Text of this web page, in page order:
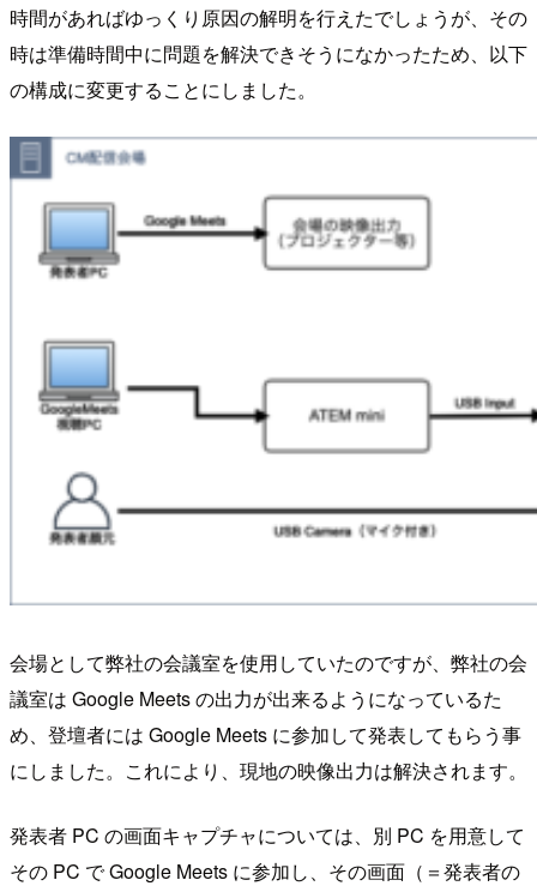
時間があればゆっくり原因の解明を行えたでしょうが、その
時は準備時間中に問題を解決できそうになかったため、以下
の構成に変更することにしました。
会場として弊社の会議室を使用していたのですが、弊社の会
議室は Google Meets の出力が出来るようになっているた
め、登壇者には Google Meets に参加して発表してもらう事
にしました。これにより、現地の映像出力は解決されます。
発表者 PC の画面キャプチャについては、別 PC を用意して
その PC で Google Meets に参加し、その画面（＝発表者の